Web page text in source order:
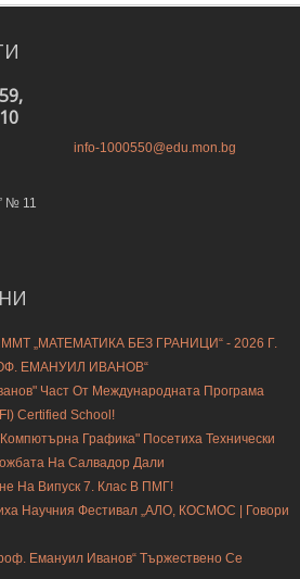
info-1000550@edu.mon.bg
№ 11
„МАТЕМАТИКА БЕЗ ГРАНИЦИ“ - 2026 Г.
ЕМАНУИЛ ИВАНОВ“
Част От Международната Програма
Certified School!
Графика" Посетиха Технически
На Салвадор Дали
На Випуск 7. Клас В ПМГ!
Научния Фестивал „АЛО, КОСМОС | Говори
Емануил Иванов“ Тържествено Се